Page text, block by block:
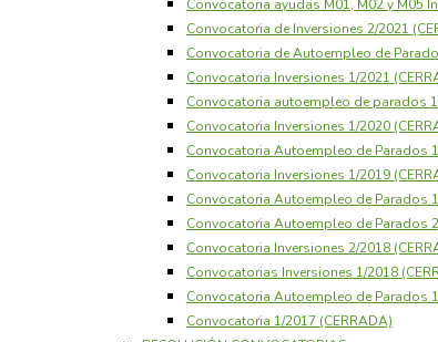
Convocatoria ayudas M01, M02 y M05
Convocatoria de Inversiones 2/2021
Convocatoria de Autoempleo de
Convocatoria Inversiones 1/2021
Convocatoria autoempleo de parados
Convocatoria Inversiones 1/2020
Convocatoria Autoempleo de Parados
Convocatoria Inversiones 1/2019
Convocatoria Autoempleo de Parados
Convocatoria Autoempleo de Parados
Convocatoria Inversiones 2/2018
Convocatorias Inversiones 1/2018
Convocatoria Autoempleo de Parados
Convocatoria 1/2017 (CERRADA)